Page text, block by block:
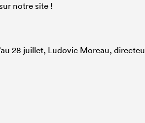
notre site !
28 juillet, Ludovic Moreau,